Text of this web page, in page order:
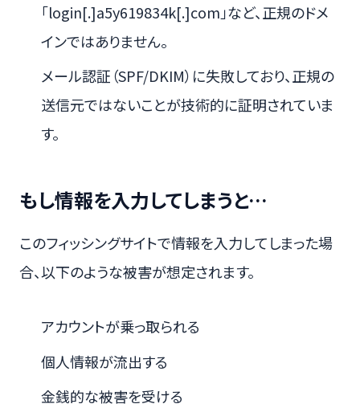
「login[.]a5y619834k[.]com」など、正規のドメ
インではありません。
メール認証（SPF/DKIM）に失敗しており、正規の
送信元ではないことが技術的に証明されていま
す。
もし情報を入力してしまうと…
このフィッシングサイトで情報を入力してしまった場
合、以下のような被害が想定されます。
アカウントが乗っ取られる
個人情報が流出する
金銭的な被害を受ける